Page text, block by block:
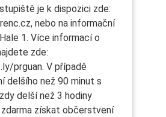
je k dispozici zde:
nebo na informační
1. Více informací o
zde:
prguan. V případě
delšího než 90 minut s
delší než 3 hodiny
získat občerstvení